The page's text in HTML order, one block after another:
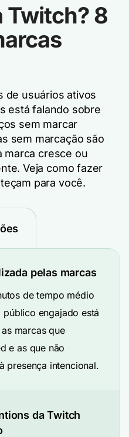
Twitch? 8
de usuários ativos
está falando sobre
sem marcar
sem marcação são
marca cresce ou
Veja como fazer
para você.
pelas marcas
de tempo médio
engajado está
marcas que
e as que não
presença intencional.
da Twitch